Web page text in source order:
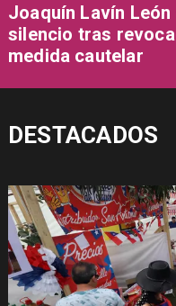
Joaquín Lavín León
silencio tras
medida cautelar
DESTACADOS